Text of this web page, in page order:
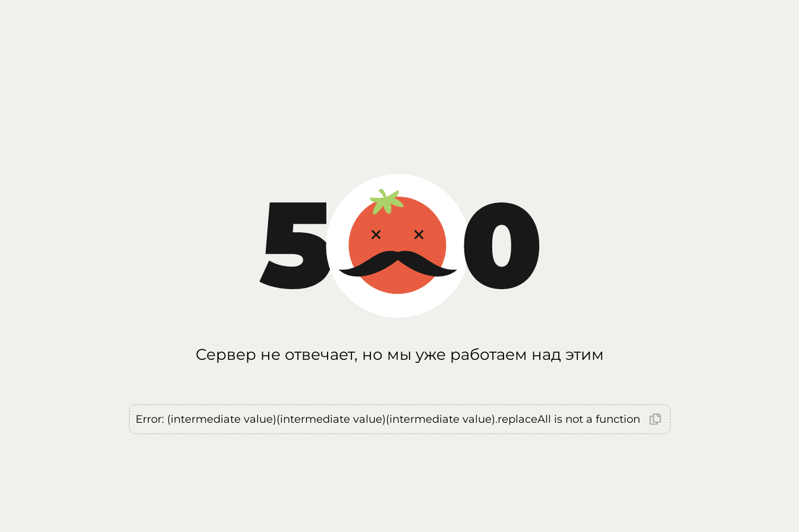
Сервер не отвечает, но мы уже работаем над этим
Error: (intermediate value)(intermediate value)(intermediate value).replaceAll is not a function